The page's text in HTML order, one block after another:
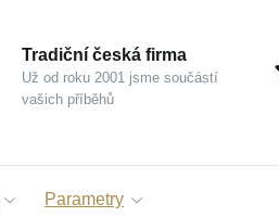
Tradiční česká firma
Už od roku 2001 jsme součástí
vašich příběhů
Parametry